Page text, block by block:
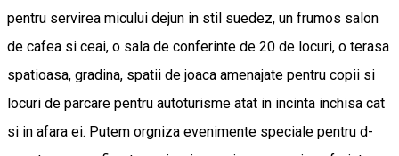
pentru servirea micului dejun in stil suedez, un frumos salon
de cafea si ceai, o sala de conferinte de 20 de locuri, o terasa
spatioasa, gradina, spatii de joaca amenajate pentru copii si
locuri de parcare pentru autoturisme atat in incinta inchisa cat
si in afara ei. Putem orgniza evenimente speciale pentru d-